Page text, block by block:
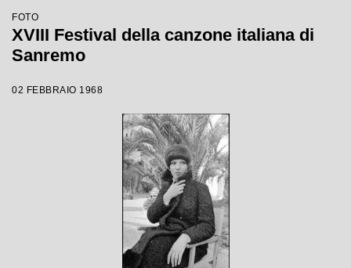
FOTO
XVIII Festival della canzone italiana di
Sanremo
02 FEBBRAIO 1968